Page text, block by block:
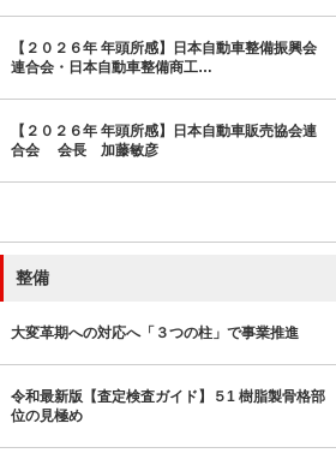
【２０２６年 年頭所感】日本自動車整備振興会
連合会・日本自動車整備商工…
【２０２６年 年頭所感】日本自動車販売協会連
合会 会長 加藤敏彦
整備
大変革期への対応へ「３つの柱」で事業推進
令和最新版【査定検査ガイド】５1 樹脂製骨格部
位の見極め